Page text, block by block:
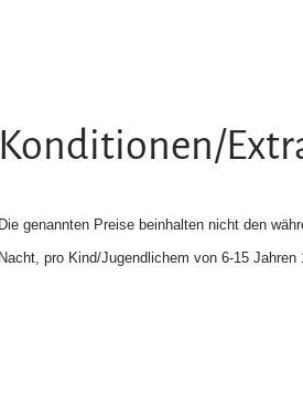
Konditionen/
Die genannten Preise beinhalten nicht den
Nacht, pro Kind/Jugendlichem von 6-15